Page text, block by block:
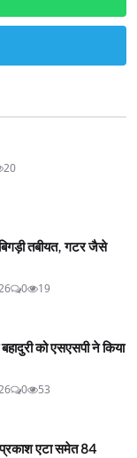
20
तबीयत, गटर जैसे
0 19
को एसएसपी ने किया
0 53
एटा समेत 84